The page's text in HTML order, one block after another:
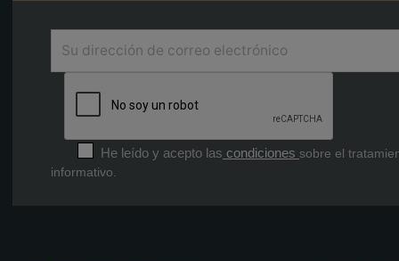
He leído y acepto las condiciones sobre el
informativo.